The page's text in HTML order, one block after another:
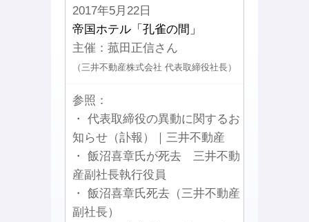
2017年5月22日
帝国ホテル「孔雀の間」
主催：菰田正信さん
（三井不動産株式会社 代表取締役社長）
参照：
・ 代表取締役の異動に関するお
知らせ（訃報）｜三井不動産
・ 飯沼喜章氏が死去 三井不動
産副社長執行役員
・ 飯沼喜章氏死去（三井不動産
副社長）